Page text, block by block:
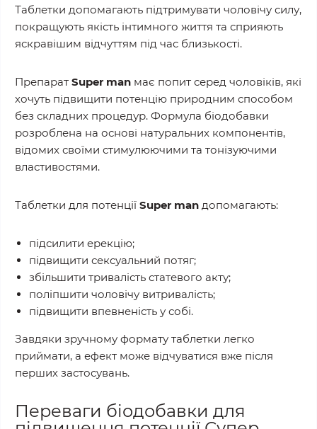
Таблетки допомагають підтримувати чоловічу силу,
покращують якість інтимного життя та сприяють
яскравішим відчуттям під час близькості.
Препарат Super man має попит серед чоловіків, які
хочуть підвищити потенцію природним способом
без складних процедур. Формула біодобавки
розроблена на основі натуральних компонентів,
відомих своїми стимулюючими та тонізуючими
властивостями.
Таблетки для потенції Super man допомагають:
підсилити ерекцію;
підвищити сексуальний потяг;
збільшити тривалість статевого акту;
поліпшити чоловічу витривалість;
підвищити впевненість у собі.
Завдяки зручному формату таблетки легко
приймати, а ефект може відчуватися вже після
перших застосувань.
Переваги біодобавки для